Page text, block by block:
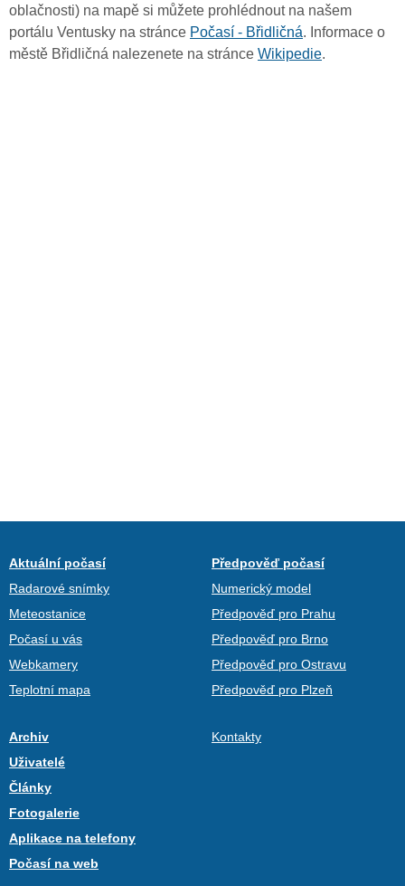
oblačnosti) na mapě si můžete prohlédnout na našem
portálu Ventusky na stránce Počasí - Břidličná. Informace o
městě Břidličná nalezenete na stránce Wikipedie.
Aktuální počasí
Radarové snímky
Meteostanice
Počasí u vás
Webkamery
Teplotní mapa
Předpověď počasí
Numerický model
Předpověď pro Prahu
Předpověď pro Brno
Předpověď pro Ostravu
Předpověď pro Plzeň
Archiv
Uživatelé
Články
Fotogalerie
Aplikace na telefony
Počasí na web
Kontakty